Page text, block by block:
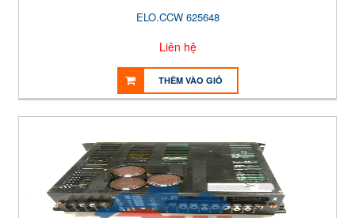
ELO.CCW 625648
Liên hệ
THÊM VÀO GIỎ